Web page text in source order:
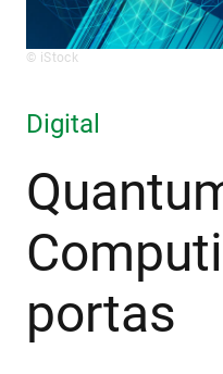
© iStock
Digital
portas